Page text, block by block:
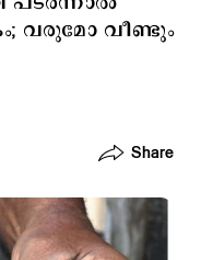
വരുമോ വീണ്ടും
Share